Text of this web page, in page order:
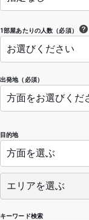
出発地（必須）
1部屋あたりの人数（必須）
目的地
キーワード検索